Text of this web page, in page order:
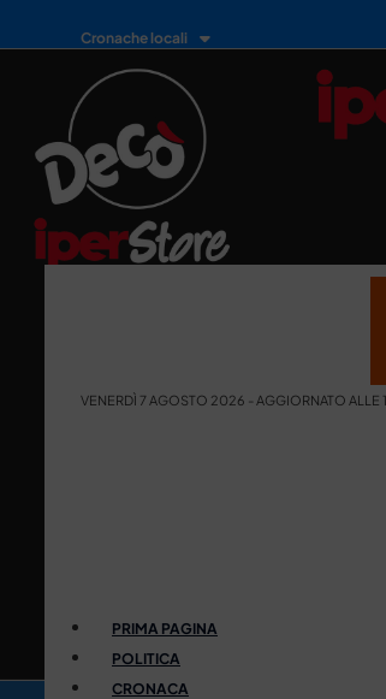
Cronache locali
VENERDÌ 7 AGOSTO 2026 - AGGIORNATO ALLE
PRIMA PAGINA
POLITICA
CRONACA